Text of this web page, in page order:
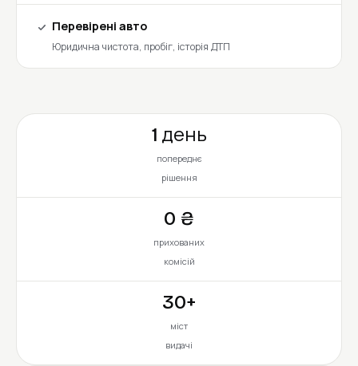
Перевірені авто
Юридична чистота, пробіг, історія ДТП
1 день
попереднє
рішення
0 ₴
прихованих
комісій
30+
міст
видачі